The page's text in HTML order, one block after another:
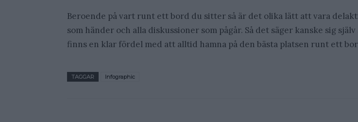
Beroende på vart runt ett bord du sitter så är det olika lätt att vara
som händer och alla diskussioner som pågår. Så det säger kanske sig
finns en klar fördel med att alltid hamna på den bästa platsen runt ett
TAGGAR Infographic